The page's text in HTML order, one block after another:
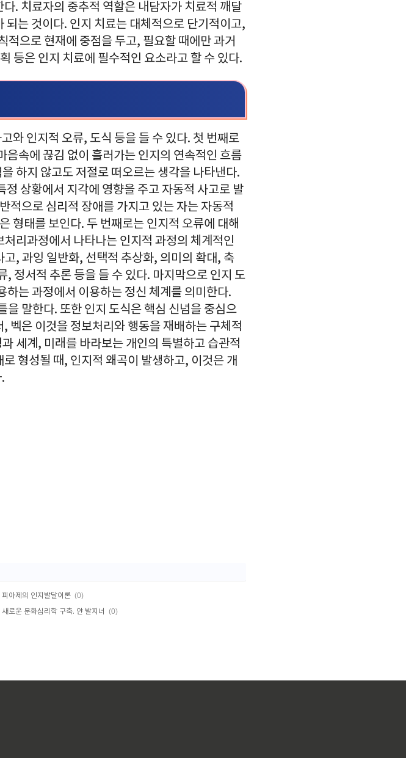
. 치료자의 중추적 역할은 내담자가 치료적 깨달
는 것이다. 인지 치료는 대체적으로 단기적이고,
으로 현재에 중점을 두고, 필요할 때에만 과거
등은 인지 치료에 필수적인 요소라고 할 수 있다.
와 인지적 오류, 도식 등을 들 수 있다. 첫 번째로
속에 끊김 없이 흘러가는 인지의 연속적인 흐름
하지 않고도 저절로 떠오르는 생각을 나타낸다.
상황에서 지각에 영향을 주고 자동적 사고로 발
적으로 심리적 장애를 가지고 있는 자는 자동적
형태를 보인다. 두 번째로는 인지적 오류에 대해
리과정에서 나타나는 인지적 과정의 체계적인
, 과잉 일반화, 선택적 추상화, 의미의 확대, 축
정서적 추론 등을 들 수 있다. 마지막으로 인지 도
는 과정에서 이용하는 정신 체계를 의미한다.
말한다. 또한 인지 도식은 핵심 신념을 중심으
벡은 이것을 정보처리와 행동을 재배하는 구체적
세계, 미래를 바라보는 개인의 특별하고 습관적
형성될 때, 인지적 왜곡이 발생하고, 이것은 개
피아제의 인지발달이론 (0)
새로운 문화심리학 구축. 얀 발지너 (0)